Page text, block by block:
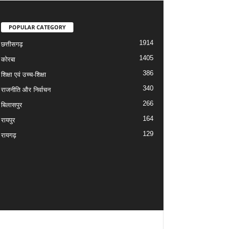
POPULAR CATEGORY
छत्तीसगढ़ 1914
कोरबा 1405
शिक्षा एवं उच्च-शिक्षा 386
राजनीति और निर्वाचन 340
बिलासपुर 266
रायपुर 164
रायगढ़ 129